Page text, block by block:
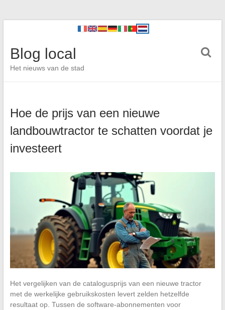
Blog local
Het nieuws van de stad
Hoe de prijs van een nieuwe
landbouwtractor te schatten voordat je
investeert
Het vergelijken van de catalogusprijs van een nieuwe tractor
met de werkelijke gebruikskosten levert zelden hetzelfde
resultaat op. Tussen de software-abonnementen voor